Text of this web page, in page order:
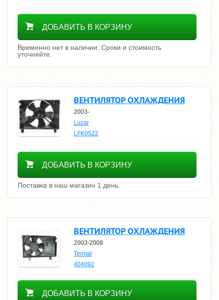
Уточнить цену
ДОБАВИТЬ В КОРЗИНУ
Временно нет в наличии. Сроки и стоимость
уточняйте.
ВЕНТИЛЯТОР ОХЛАЖДЕНИЯ
2003-
Luzar
LFK0522
5600
ДОБАВИТЬ В КОРЗИНУ
Поставка в наш магазин 1 день.
ВЕНТИЛЯТОР ОХЛАЖДЕНИЯ
2003-2008
Termal
404092
3600
ДОБАВИТЬ В КОРЗИНУ